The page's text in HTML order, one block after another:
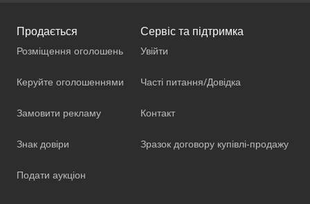
Продається
Розміщення оголошень
Керуйте оголошеннями
Замовити рекламу
Знак довіри
Подати аукціон
Сервіс та підтримка
Увійти
Часті питання/Довідка
Контакт
Зразок договору купівлі-продажу